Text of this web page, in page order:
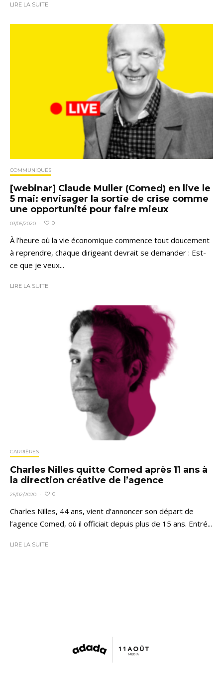
LIRE LA SUITE
COMMUNIQUÉS
[webinar] Claude Muller (Comed) en live le
5 mai: envisager la sortie de crise comme
une opportunité pour faire mieux
03/05/2020 · 0
À l’heure où la vie économique commence tout doucement
à reprendre, chaque dirigeant devrait se demander : Est-
ce que je veux...
LIRE LA SUITE
CARRIÈRES
Charles Nilles quitte Comed après 11 ans à
la direction créative de l’agence
25/02/2020 · 0
Charles Nilles, 44 ans, vient d’annoncer son départ de
l’agence Comed, où il officiait depuis plus de 15 ans. Entré...
LIRE LA SUITE